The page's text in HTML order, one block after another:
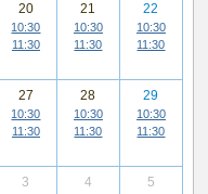
20
10:30
11:30
21
10:30
11:30
22
10:30
11:30
27
10:30
11:30
28
10:30
11:30
29
10:30
11:30
3 4 5